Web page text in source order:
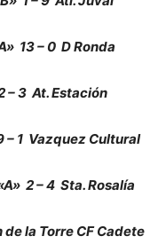
13 – 0D Ronda
– 3At. Estación
– 1 Vazquez Cultural
2 – 4 Sta. Rosalía
de la Torre CF Cadete